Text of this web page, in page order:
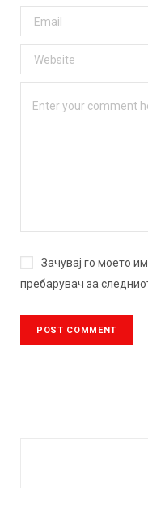
Зачувај го моето
пребарувач за